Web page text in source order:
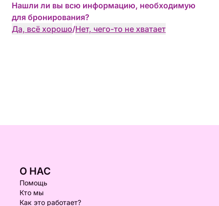
Тайя, среди одних из самых красивых пейзажей
Средиземноморья.
Нашли ли вы всю информацию, необходимую
для бронирования?
Да, всё хорошо/Нет, чего-то не хватает
О НАС
Помощь
Кто мы
Как это работает?